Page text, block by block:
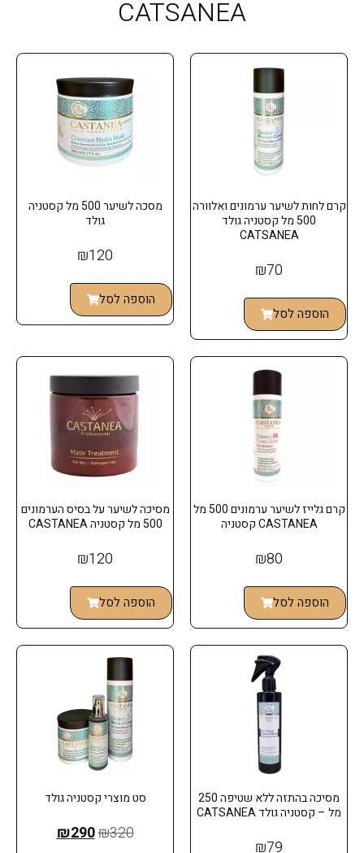
CATSANEA
קרם לחות לשיער ערמונים ואלוורה
500 מל קסטניה גולד
CATSANEA
₪70
הוספה לסל
מסכה לשיער 500 מל קסטניה
גולד
₪120
הוספה לסל
קרם גלייז לשיער ערמונים 500 מל
CASTANEA קסטניה
₪80
הוספה לסל
מסיכה לשיער על בסיס הערמונים
500 מל קסטניה CASTANEA
₪120
הוספה לסל
מסיכה בהתזה ללא שטיפה 250
מל – קסטניה גולד CATSANEA
₪79
סט מוצרי קסטניה גולד
₪320
₪290